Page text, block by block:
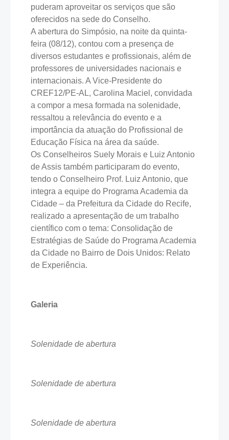
puderam aproveitar os serviços que são
oferecidos na sede do Conselho.
A abertura do Simpósio, na noite da quinta-
feira (08/12), contou com a presença de
diversos estudantes e profissionais, além de
professores de universidades nacionais e
internacionais. A Vice-Presidente do
CREF12/PE-AL, Carolina Maciel, convidada
a compor a mesa formada na solenidade,
ressaltou a relevância do evento e a
importância da atuação do Profissional de
Educação Física na área da saúde.
Os Conselheiros Suely Morais e Luiz Antonio
de Assis também participaram do evento,
tendo o Conselheiro Prof. Luiz Antonio, que
integra a equipe do Programa Academia da
Cidade – da Prefeitura da Cidade do Recife,
realizado a apresentação de um trabalho
científico com o tema: Consolidação de
Estratégias de Saúde do Programa Academia
da Cidade no Bairro de Dois Unidos: Relato
de Experiência.
Galeria
Solenidade de abertura
Solenidade de abertura
Solenidade de abertura